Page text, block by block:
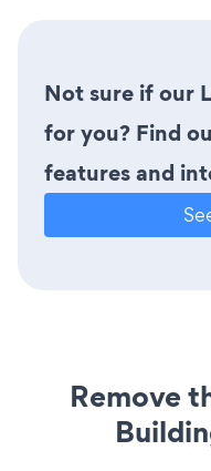
Not sure if our
for you? Find
features and
Remove